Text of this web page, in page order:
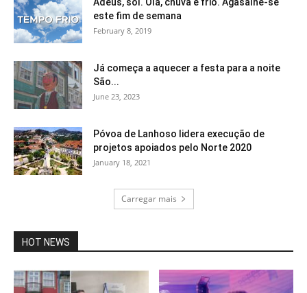
este fim de semana
February 8, 2019
Já começa a aquecer a festa para a noite
São...
June 23, 2023
Póvoa de Lanhoso lidera execução de
projetos apoiados pelo Norte 2020
January 18, 2021
Carregar mais
HOT NEWS